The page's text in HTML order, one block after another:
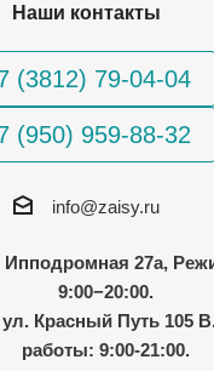
Наши контакты
(3812) 79-04-04
(950) 959-88-32
info@zaisy.ru
Ипподромная 27а,
9:00−20:00.
ул. Красный Путь 105
работы: 9:00-21:00.